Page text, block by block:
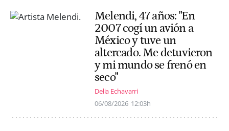
Melendi, 47 años: "En
2007 cogí un avión a
México y tuve un
altercado. Me detuvieron
y mi mundo se frenó en
seco"
Delia Echavarri
06/08/2026 12:03h